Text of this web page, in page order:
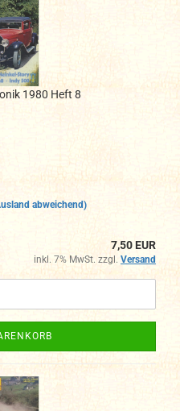
1980 Heft 8
abweichend)
7,50 EUR
inkl. 7% MwSt. zzgl. Versand